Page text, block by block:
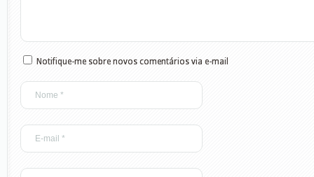
Notifique-me sobre novos comentários via e-mail